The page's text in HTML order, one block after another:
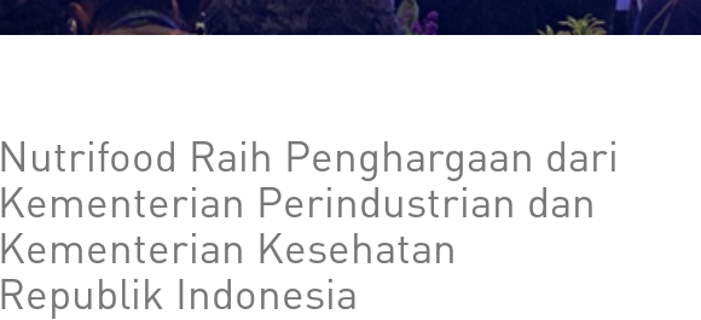
Nutrifood Raih Penghargaan dari
Kementerian Perindustrian dan
Kementerian Kesehatan
Republik Indonesia